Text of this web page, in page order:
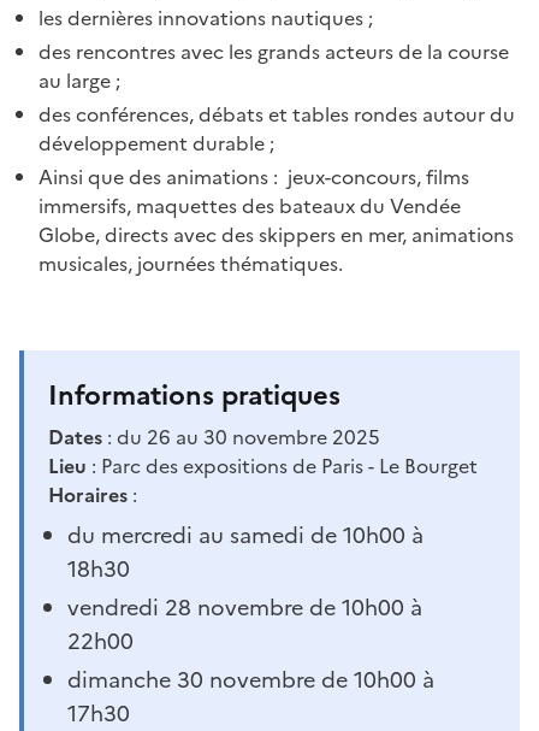
les dernières innovations nautiques ;
des rencontres avec les grands acteurs de la course
au large ;
des conférences, débats et tables rondes autour du
développement durable ;
Ainsi que des animations : jeux-concours, films
immersifs, maquettes des bateaux du Vendée
Globe, directs avec des skippers en mer, animations
musicales, journées thématiques.
Informations pratiques
Dates : du 26 au 30 novembre 2025
Lieu : Parc des expositions de Paris - Le Bourget
Horaires :
du mercredi au samedi de 10h00 à
18h30
vendredi 28 novembre de 10h00 à
22h00
dimanche 30 novembre de 10h00 à
17h30